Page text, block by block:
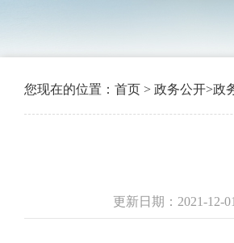
您现在的位置： 首页 > 政务公开>政
更新日期：2021-